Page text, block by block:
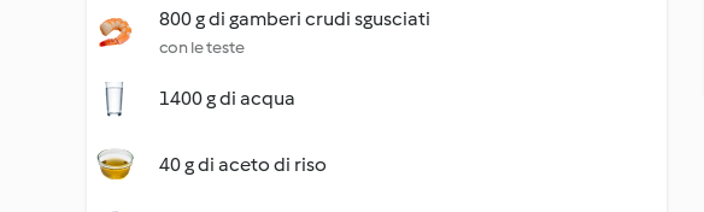
800 g di gamberi crudi sgusciati
con le teste
1400 g di acqua
40 g di aceto di riso